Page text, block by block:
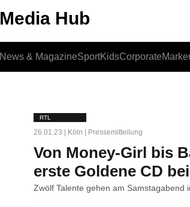
Media Hub
News & MagazineSportKidsCorporate
RTL
26.01.23 | Köln | Pressemitteilung
Von Money-Girl bis
erste Goldene CD
Zwölf Talente gehen am